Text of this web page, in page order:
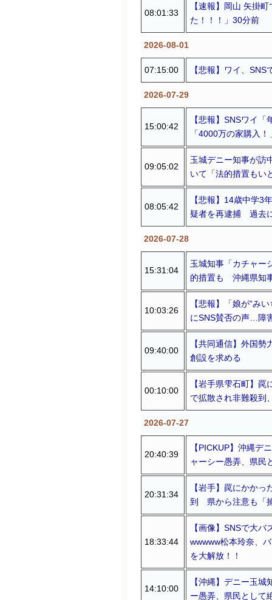
08:01:33
【速報】岡山 矢掛
た！！！」30分前
2026-08-01
07:15:00 【悲報】ワイ、
2026-07-29
15:00:42
【悲報】SNSワイ
「4000万の家購入
09:05:02
玉城デニー知事が訪
いて「法的措置もい
08:05:42
【悲報】14歳中学
疑者を再逮捕 過去
2026-07-28
15:31:04
玉城知事「カチャー
的措置も 沖縄県知
10:03:26
【悲報】「娘が“み
にSNS賛否の声…障
09:40:00
【共同通信】外国
創設を求める
00:10:00
【岩手県雫石町】
で拡散され非難殺到
2026-07-27
20:40:39
【PICKUP】沖縄デ
ャーシー愚弄、県民
20:31:34
【岩手】罠にかか
到 県から注意も「
18:33:44
【画像】SNSで大
wwwww松本玲奈、
を大解放！！
14:10:00
【沖縄】デニー玉
ー愚弄、県民として